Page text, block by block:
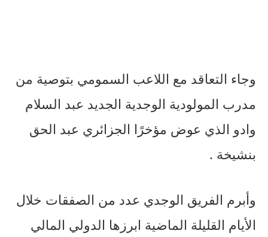
وجاء التعاقد مع اللاعب السمومي بتوصية من
مدرب المولودية الوجدية الجديد عبد السلام
وادو الذي عوض مؤخرًا الجزائري عبد الحق
بنشيخة .
وأبرم الفريق الوجدي عدد من الصفقات خلال
الأيام القليلة الماضية ابرزها الدولي المالي